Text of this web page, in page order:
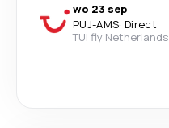
wo 23 sep
PUJ-AMS· Direct
TUI fly Netherlands